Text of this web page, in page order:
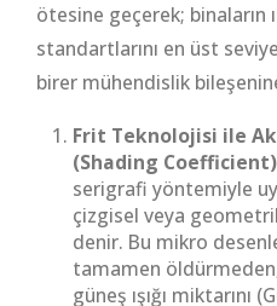
ötesine geçerek; binaların
standartlarını en üst
birer mühendislik
Frit Teknolojisi ile
(Shading
serigrafi yöntemiyle
çizgisel veya
denir. Bu mikro
tamamen
güneş ışığı miktarını